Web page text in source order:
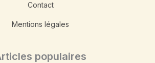
Contact
Mentions légales
populaires